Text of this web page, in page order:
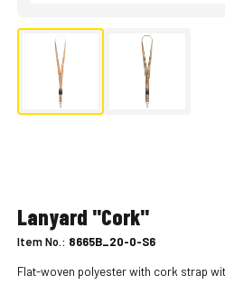
Lanyard "Cork"
Item No.: 8665B_20-0-S6
Flat-woven polyester with cork strap